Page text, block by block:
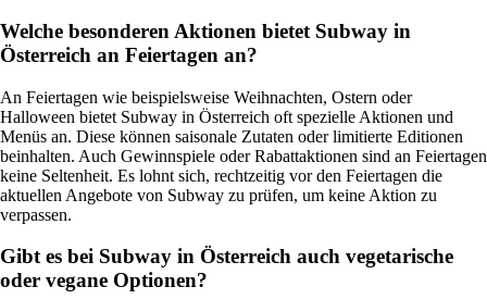
Welche besonderen Aktionen bietet Subway in
Österreich an Feiertagen an?
An Feiertagen wie beispielsweise Weihnachten, Ostern oder
Halloween bietet Subway in Österreich oft spezielle Aktionen und
Menüs an. Diese können saisonale Zutaten oder limitierte Editionen
beinhalten. Auch Gewinnspiele oder Rabattaktionen sind an Feiertagen
keine Seltenheit. Es lohnt sich, rechtzeitig vor den Feiertagen die
aktuellen Angebote von Subway zu prüfen, um keine Aktion zu
verpassen.
Gibt es bei Subway in Österreich auch vegetarische
oder vegane Optionen?